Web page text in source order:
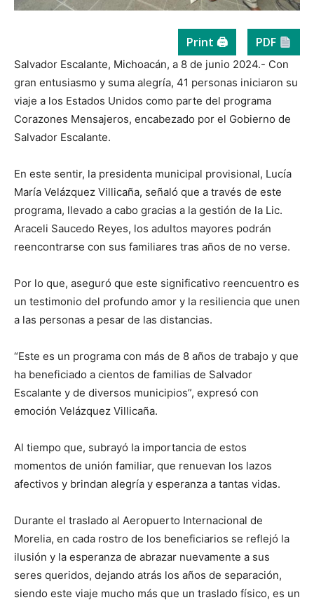
Print 🖨 PDF
Salvador Escalante, Michoacán, a 8 de junio 2024.- Con
gran entusiasmo y suma alegría, 41 personas iniciaron su
viaje a los Estados Unidos como parte del programa
Corazones Mensajeros, encabezado por el Gobierno de
Salvador Escalante.
En este sentir, la presidenta municipal provisional, Lucía
María Velázquez Villicaña, señaló que a través de este
programa, llevado a cabo gracias a la gestión de la Lic.
Araceli Saucedo Reyes, los adultos mayores podrán
reencontrarse con sus familiares tras años de no verse.
Por lo que, aseguró que este significativo reencuentro es
un testimonio del profundo amor y la resiliencia que unen
a las personas a pesar de las distancias.
“Este es un programa con más de 8 años de trabajo y que
ha beneficiado a cientos de familias de Salvador
Escalante y de diversos municipios”, expresó con
emoción Velázquez Villicaña.
Al tiempo que, subrayó la importancia de estos
momentos de unión familiar, que renuevan los lazos
afectivos y brindan alegría y esperanza a tantas vidas.
Durante el traslado al Aeropuerto Internacional de
Morelia, en cada rostro de los beneficiarios se reflejó la
ilusión y la esperanza de abrazar nuevamente a sus
seres queridos, dejando atrás los años de separación,
siendo este viaje mucho más que un traslado físico, es un